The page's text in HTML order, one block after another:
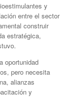
y
entre el sector
construir
estratégica,
oportunidad
pero necesita
alianzas
y